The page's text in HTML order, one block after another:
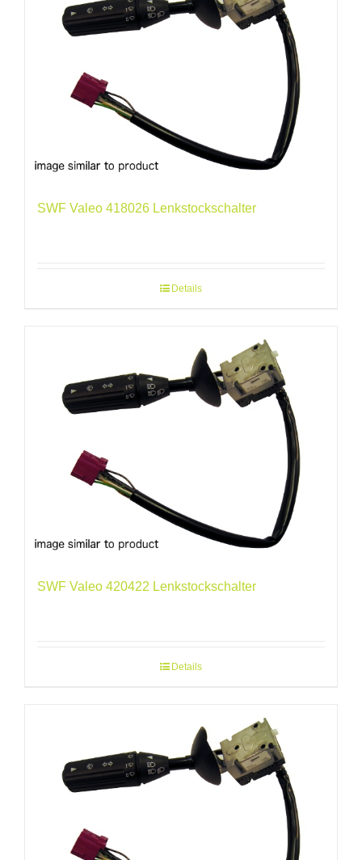
SWF Valeo 418026 Lenkstockschalter
Details
SWF Valeo 420422 Lenkstockschalter
Details